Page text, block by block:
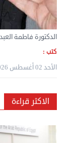
نقل عفش المنطقه العاشره
الدكتورة فاطمة
كتب :
الأحد 02 أغسطس 2026 05:11 م
الاكثر قراءة